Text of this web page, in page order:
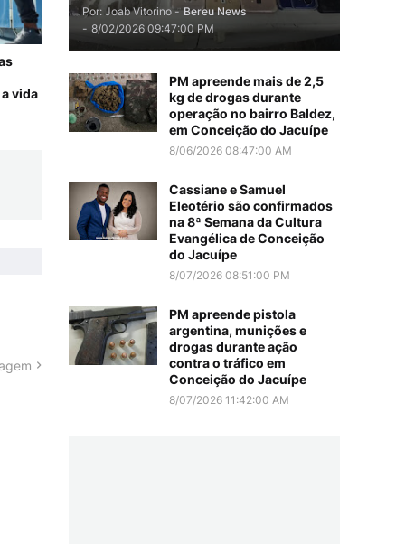
vida
Por: Joab Vitorino - Bereu News
- 8/02/2026 09:47:00 PM
PM apreende mais de 2,5
kg de drogas durante
operação no bairro Baldez,
em Conceição do Jacuípe
8/06/2026 08:47:00 AM
Cassiane e Samuel
Eleotério são confirmados
na 8ª Semana da Cultura
Evangélica de Conceição
do Jacuípe
8/07/2026 08:51:00 PM
PM apreende pistola
argentina, munições e
drogas durante ação
contra o tráfico em
Conceição do Jacuípe
8/07/2026 11:42:00 AM